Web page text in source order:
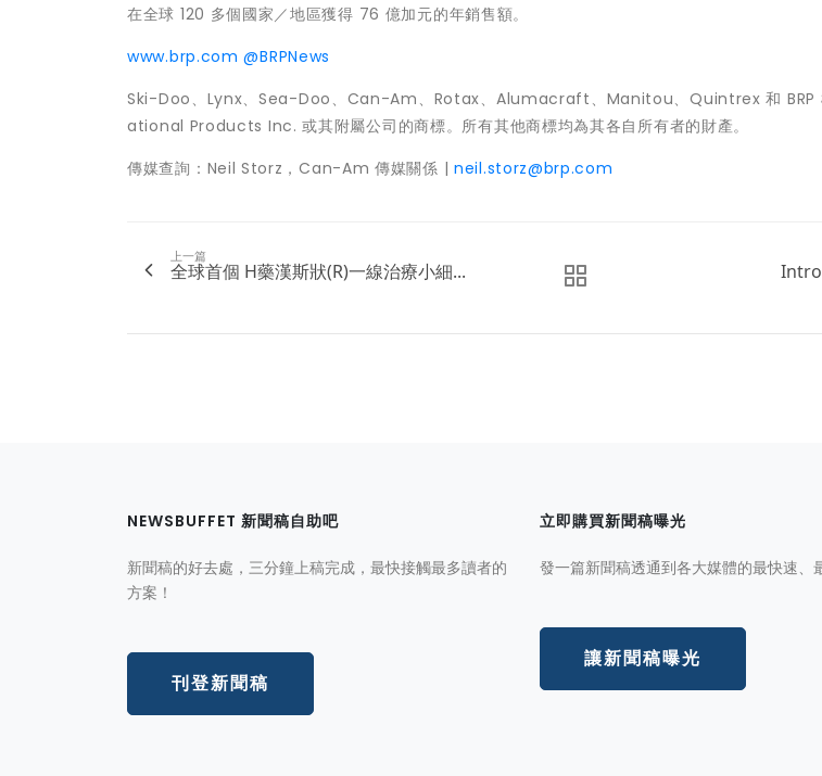
在全球 120 多個國家／地區獲得 76 億加元的年銷售額。
www.brp.com @BRPNews
Ski-Doo、Lynx、Sea-Doo、Can-Am、Rotax、Alumacraft、Manitou、Quintrex 和 BRP
ational Products Inc. 或其附屬公司的商標。所有其他商標均為其各自所有者的財產。
傳媒查詢：Neil Storz，Can-Am 傳媒關係 | neil.storz@brp.com
上一篇
全球首個 H藥漢斯狀(R)一線治療小細...
NEWSBUFFET 新聞稿自助吧
新聞稿的好去處，三分鐘上稿完成，最快接觸最多讀者的
方案！
刊登新聞稿
立即購買新聞稿曝光
發一篇新聞稿透通到各大媒體的最快速、
讓新聞稿曝光